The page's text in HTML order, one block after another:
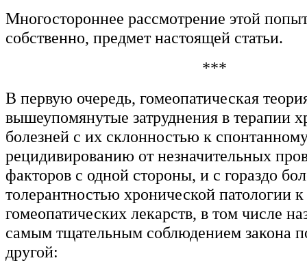
Многостороннее рассмотрение этой
собственно, предмет настоящей статьи.
***
В первую очередь, гомеопатическая
вышеупомянутые затруднения в терапии
болезней с их склонностью к
рецидивированию от незначительных
факторов с одной стороны, и с гораздо
толерантностью хронической патологии
гомеопатических лекарств, в том числе
самым тщательным соблюдением закона
другой: